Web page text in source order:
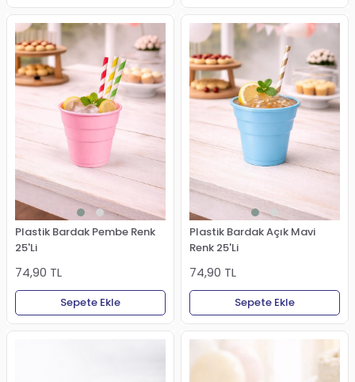
Plastik Bardak Pembe Renk
25'Li
74,90 TL
Sepete Ekle
Plastik Bardak Açık Mavi
Renk 25'Li
74,90 TL
Sepete Ekle